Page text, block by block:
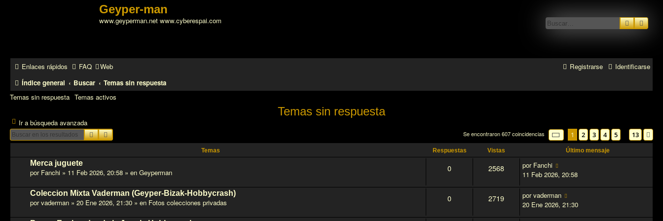
Geyper-man
www.geyperman.net www.cyberespai.com Buscar
Enlaces rápidos FAQ Web Identificarse
Registrarse
Índice general
Buscar
Temas sin respuesta
Temas sin respuesta Temas activos
Temas sin respuesta
Ir a búsqueda avanzada
BuscarBúsqueda avanzada Se encontraron 607 coincidencias Página1 de 13
1 2 3 4 5 13
Temas Respuestas Vistas Último mensaje
Merca juguete
por Fanchi » 11 Feb 2026, 20:58 » en Geyperman 0 2568 por Fanchi
11 Feb 2026, 20:58
Coleccion Mixta Vaderman (Geyper-Bizak-Hobbycrash)
porvaderman » 20 Ene 2026, 21:30 » en Fotos colecciones privadas 0 2719 porvaderman
20 Ene 2026, 21:30